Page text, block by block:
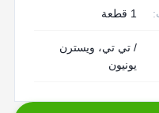
1 قطعة
/ تي تي، ويسترن
يونيون